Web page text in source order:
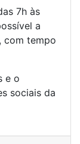
7h às
a
com tempo
e o
sociais da